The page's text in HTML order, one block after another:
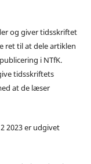
og giver tidsskriftet
ret til at dele artiklen
i NTfK.
tidsskriftets
at de læser
2023 er udgivet